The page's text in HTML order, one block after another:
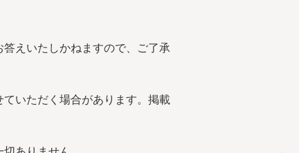
えいたしかねますので、ご了承
いただく場合があります。掲載